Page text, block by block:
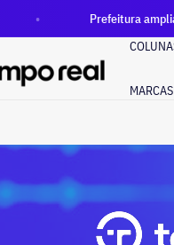
amplia operação do Rio
MARCAS